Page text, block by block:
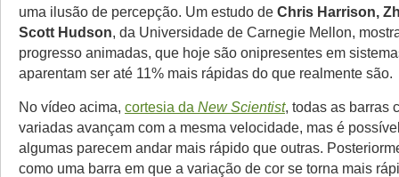
uma ilusão de percepção. Um estudo de Chris Harrison,
Scott Hudson, da Universidade de Carnegie Mellon,
progresso animadas, que hoje são onipresentes em
aparentam ser até 11% mais rápidas do que realmente são.
No vídeo acima, cortesia da New Scientist, todas as barras
variadas avançam com a mesma velocidade, mas é
algumas parecem andar mais rápido que outras.
como uma barra em que a variação de cor se torna mais